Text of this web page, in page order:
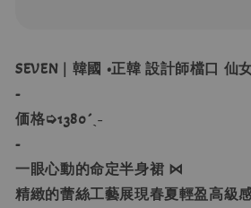
SEVEN｜韓國 •正韓 設計師檔口
-
価格➭1380´ˎ˗
-
一眼心動的命定半身裙 ⋈
精緻的蕾絲工藝展現春夏輕盈高級